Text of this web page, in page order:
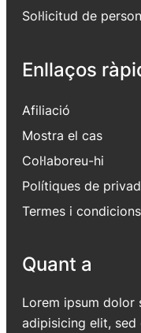
Sol·licitud de
Enllaços
Afiliació
Mostra el cas
Col·laboreu-hi
Polítiques de
Termes i condicions
Quant a
Lorem ipsum dolor
adipisicing elit,